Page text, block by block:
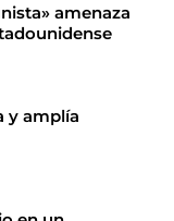
amenaza
y amplía